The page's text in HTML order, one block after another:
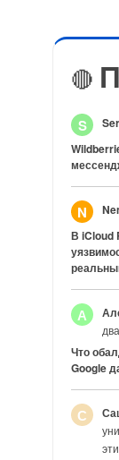
🔴
S
N
В iCloud
А
Что
Google
С